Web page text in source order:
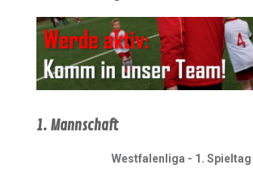
1. Mannschaft
Westfalenliga - 1. Spieltag